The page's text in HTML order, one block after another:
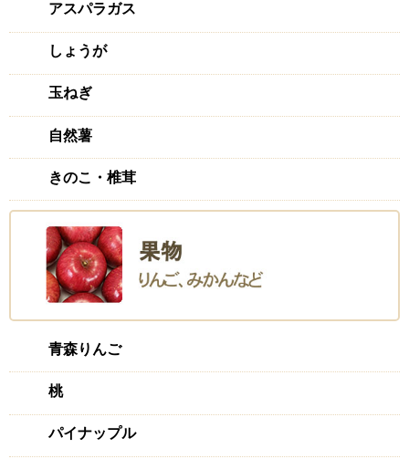
アスパラガス
しょうが
玉ねぎ
自然薯
きのこ・椎茸
青森りんご
桃
パイナップル